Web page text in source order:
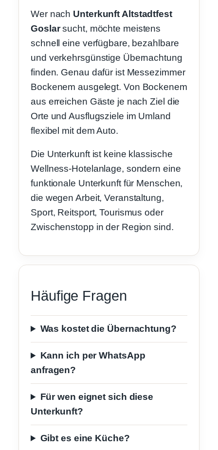
Wer nach Unterkunft Altstadtfest
Goslarsucht, möchte meistens
schnell eine verfügbare, bezahlbare
und verkehrsgünstige Übernachtung
finden. Genau dafür ist Messezimmer
Bockenem ausgelegt. Von Bockenem
aus erreichen Gäste je nach Ziel die
Orte und Ausflugsziele im Umland
flexibel mit dem Auto.
Die Unterkunft ist keine klassische
Wellness-Hotelanlage, sondern eine
funktionale Unterkunft für Menschen,
die wegen Arbeit, Veranstaltung,
Sport, Reitsport, Tourismus oder
Zwischenstopp in der Region sind.
Häufige Fragen
Was kostet die Übernachtung?
Kann ich per WhatsApp
anfragen?
Für wen eignet sich diese
Unterkunft?
Gibt es eine Küche?